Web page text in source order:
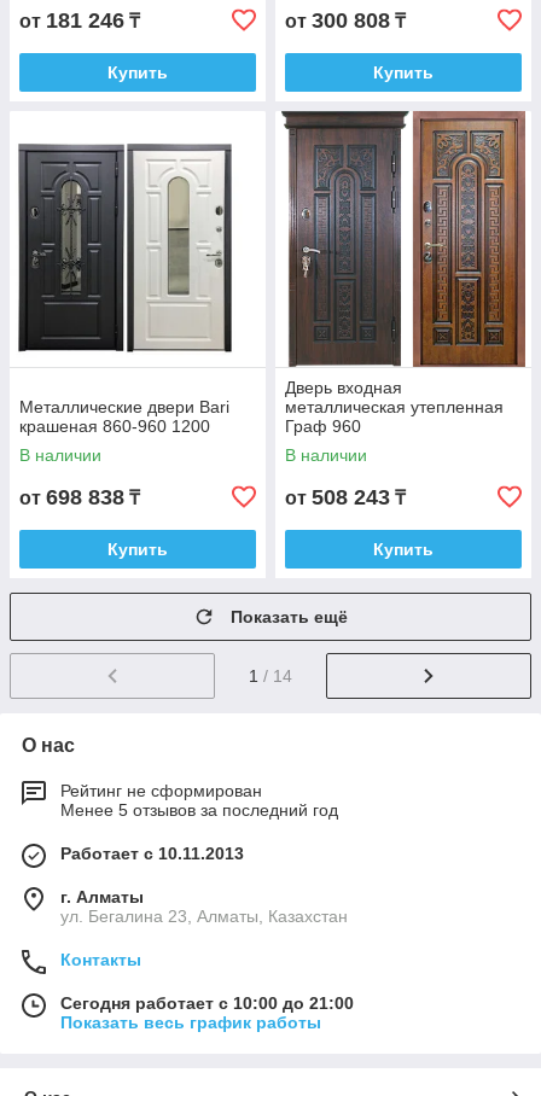
от 181 246 ₸
Купить
от 300 808 ₸
Купить
Металлические двери Bari
крашеная 860-960 1200
В наличии
от 698 838 ₸
Купить
Дверь входная
металлическая утепленная
Граф 960
В наличии
от 508 243 ₸
Купить
Показать ещё
1 / 14
О нас
Рейтинг не сформирован
Менее 5 отзывов за последний год
Работает с 10.11.2013
г. Алматы
ул. Бегалина 23, Алматы, Казахстан
Контакты
Сегодня работает с 10:00 до 21:00
Показать весь график работы